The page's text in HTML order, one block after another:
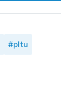
#pltu